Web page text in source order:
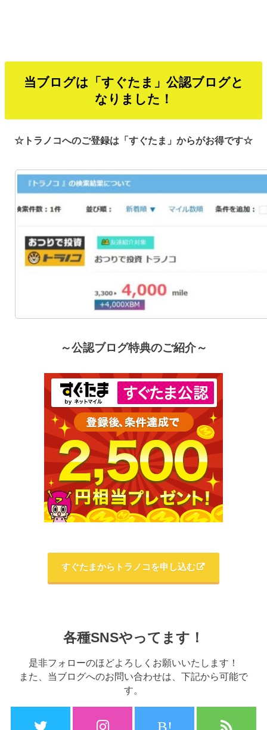
当ブログは「すぐたま」公認ブログと
なりました！
☆トラノコへのご登録は「すぐたま」からがお得です☆
～公認ブログ特典のご紹介～
すぐたまからトラノコを申し込む
各種SNSやってます！
是非フォローのほどよろしくお願いいたします！
また、当ブログへのお問い合わせは、下記から可能で
す。
B!